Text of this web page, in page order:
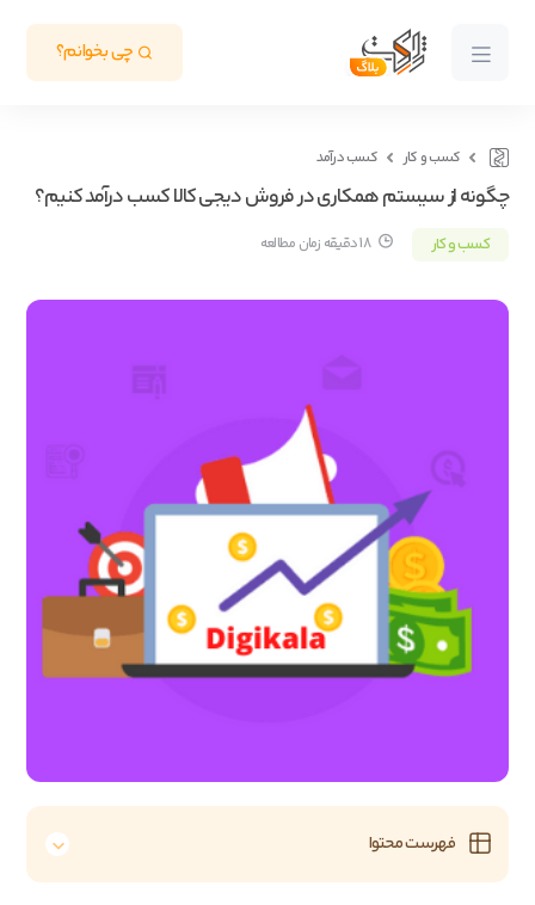
چی بخوانم؟
کسب و کار کسب درآمد
چگونه از سیستم همکاری در فروش دیجی کالا کسب درآمد کنیم؟
کسب و کار 18 دقیقه زمان مطالعه
فهرست محتوا